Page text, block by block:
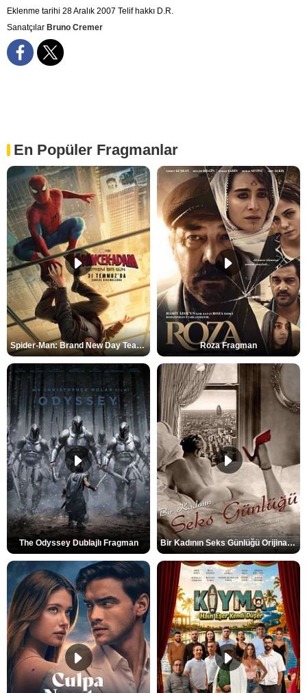
Eklenme tarihi 28 Aralık 2007 Telif hakkı D.R.
Sanatçılar Bruno Cremer
En Popüler Fragmanlar
Spider-Man: Brand New Day Teaser Roza Fragman
The Odyssey Dublajlı Fragman Bir Kadının Seks Günlüğü Orijinal Fragman